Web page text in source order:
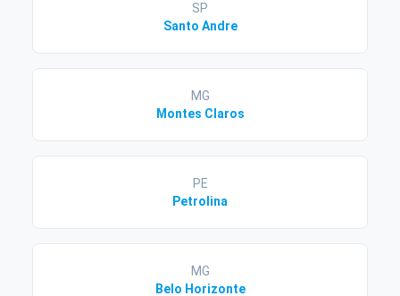
SP
Santo Andre
MG
Montes Claros
PE
Petrolina
MG
Belo Horizonte